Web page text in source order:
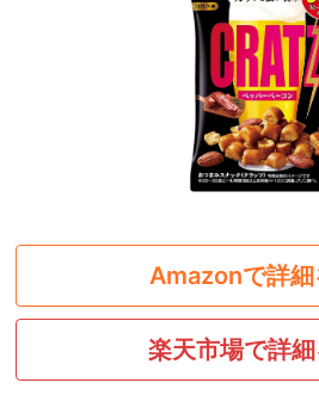
Amazonで詳細
楽天市場で詳